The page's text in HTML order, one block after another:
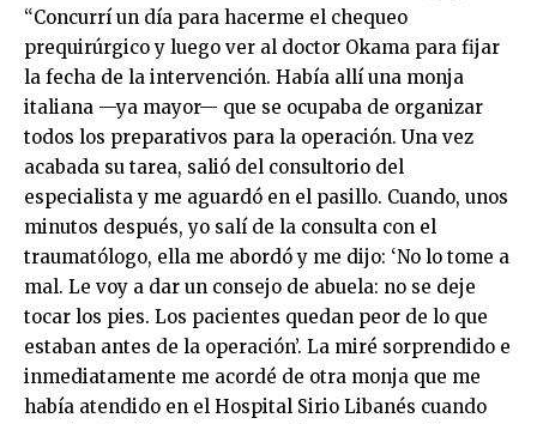
“Concurrí un día para hacerme el chequeo
prequirúrgico y luego ver al doctor Okama para fijar
la fecha de la intervención. Había allí una monja
italiana —ya mayor— que se ocupaba de organizar
todos los preparativos para la operación. Una vez
acabada su tarea, salió del consultorio del
especialista y me aguardó en el pasillo. Cuando, unos
minutos después, yo salí de la consulta con el
traumatólogo, ella me abordó y me dijo: ‘No lo tome a
mal. Le voy a dar un consejo de abuela: no se deje
tocar los pies. Los pacientes quedan peor de lo que
estaban antes de la operación’. La miré sorprendido e
inmediatamente me acordé de otra monja que me
había atendido en el Hospital Sirio Libanés cuando